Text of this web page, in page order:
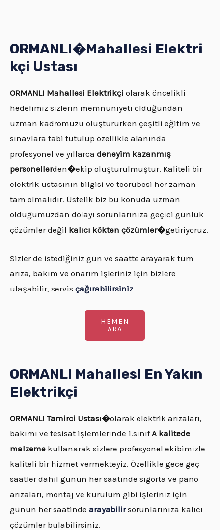
ORMANLI�Mahallesi Elektri
kçi Ustası
ORMANLI Mahallesi Elektrikçi olarak öncelikli
hedefimiz sizlerin memnuniyeti olduğundan
uzman kadromuzu oluştururken çeşitli eğitim ve
sınavlara tabi tutulup özellikle alanında
profesyonel ve yıllarca deneyim kazanmış
personellerden�ekip oluşturulmuştur. Kaliteli bir
elektrik ustasının bilgisi ve tecrübesi her zaman
tam olmalıdır. Üstelik biz bu konuda uzman
olduğumuzdan dolayı sorunlarınıza geçici günlük
çözümler değil kalıcı kökten çözümler�getiriyoruz.
Sizler de istediğiniz gün ve saatte arayarak tüm
arıza, bakım ve onarım işleriniz için bizlere
ulaşabilir, servis çağırabilirsiniz.
HEMEN
ARA
ORMANLI Mahallesi En Yakın
Elektrikçi
ORMANLI Tamirci Ustası�olarak elektrik arızaları,
bakımı ve tesisat işlemlerinde 1.sınıfA kalitede
malzeme kullanarak sizlere profesyonel ekibimizle
kaliteli bir hizmet vermekteyiz. Özellikle gece geç
saatler dahil günün her saatinde sigorta ve pano
arızaları, montaj ve kurulum gibi işleriniz için
günün her saatinde arayabilirsorunlarınıza kalıcı
çözümler bulabilirsiniz.